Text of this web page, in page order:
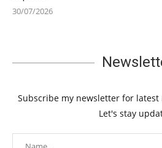
30/07/2026
Subscribe my newsletter for
Let's stay